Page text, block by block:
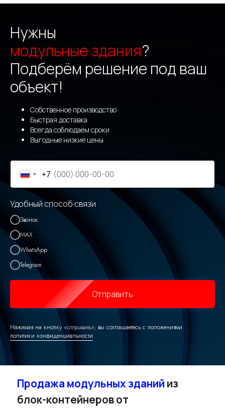
Нужны
модульные здания?
Подберём решение под ваш
объект!
Собственное производство
Быстрая доставка
Всегда соблюдаем сроки
Выгодные низкие цены
+7
Удобный способ связи
Звонок
MAX
WhatsApp
Telegram
Отправить
Нажимая на кнопку «отправить», вы соглашаетесь с положениями
политики конфиденциальности.
Продажа модульных зданийиз
производителя — Москва и область